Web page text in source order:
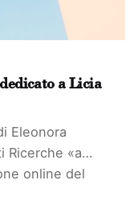
a Licia
Eleonora
Ricerche «a…
online del